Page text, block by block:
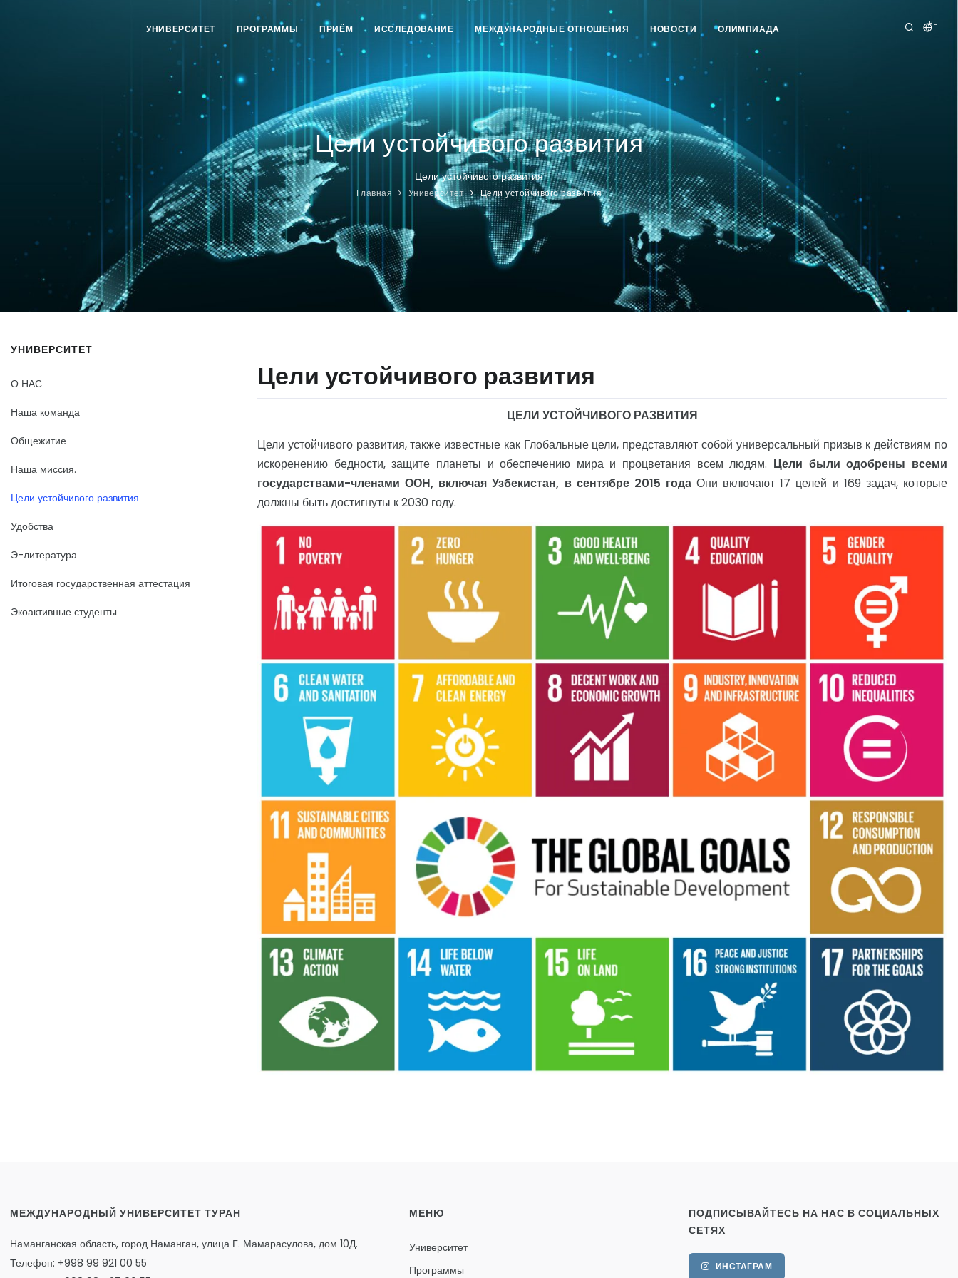
RU
УНИВЕРСИТЕТ ПРОГРАММЫ ПРИЁМ ИССЛЕДОВАНИЕ МЕЖДУНАРОДНЫЕ ОТНОШЕНИЯ НОВОСТИ ОЛИМПИАДА
Цели устойчивого развития
Цели устойчивого развития
Главная Университет Цели устойчивого развития
Цели устойчивого развития
ЦЕЛИ УСТОЙЧИВОГО РАЗВИТИЯ
Цели устойчивого развития, также известные как Глобальные цели, представляют собой универсальный призыв к действиям по
искоренению бедности, защите планеты и обеспечению мира и процветания всем людям. Цели были одобрены всеми
государствами-членами ООН, включая Узбекистан, в сентябре 2015 годаОни включают 17 целей и 169 задач, которые
должны быть достигнуты к 2030 году.
УНИВЕРСИТЕТ
О НАС
Наша команда
Общежитие
Наша миссия.
Цели устойчивого развития
Удобства
Э-литература
Итоговая государственная аттестация
Экоактивные студенты
МЕЖДУНАРОДНЫЙ УНИВЕРСИТЕТ ТУРАН
Наманганская область, город Наманган, улица Г. Мамарасулова, дом 10Д.
Телефон: +998 99 921 00 55
МЕНЮ
Университет
Программы
ПОДПИСЫВАЙТЕСЬ НА НАС В СОЦИАЛЬНЫХ
СЕТЯХ
ИНСТАГРАМ